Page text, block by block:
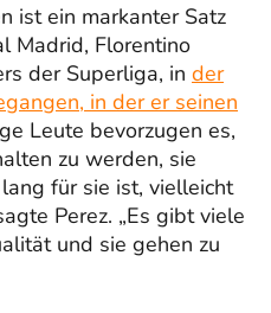
ist ein markanter Satz
Madrid, Florentino
der Superliga, in der
in der er seinen
Leute bevorzugen es,
zu werden, sie
für sie ist, vielleicht
Perez. „Es gibt viele
und sie gehen zu